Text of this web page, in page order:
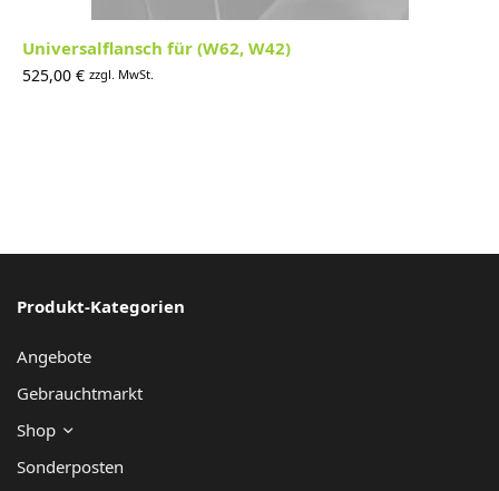
Universalflansch für (W62, W42)
525,00 € zzgl. MwSt.
Produkt-Kategorien
Angebote
Gebrauchtmarkt
Shop
Sonderposten